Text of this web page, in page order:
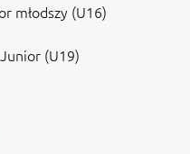
młodszy (U16)
Junior (U19)